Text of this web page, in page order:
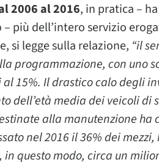
2006 al 2016, in pratica –
più dell’intero servizio
si legge sulla relazione, “il
programmazione, con uno
al 15%. Il drastico calo degli
dell’età media dei veicoli
alla manutenzione ha
nel 2016 il 36% dei
in questo modo, circa un